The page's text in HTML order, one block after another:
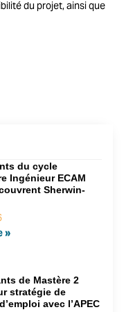
du projet, ainsi que
du cycle
Ingénieur ECAM
Sherwin-
»
de Mastère 2
stratégie de
avec l’APEC